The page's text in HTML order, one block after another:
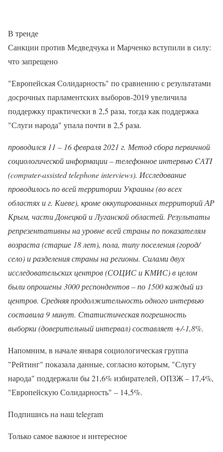
В тренде
Санкции против Медведчука и Марченко вступили в силу:
что запрещено
"Европейская Солидарность" по сравнению с результатами
досрочных парламентских выборов-2019 увеличила
поддержку практически в 2,5 раза, тогда как поддержка
"Слуги народа" упала почти в 2,5 раза.
проводился 11 – 16 февраля 2021 г. Метод сбора первичной
социологической информации – телефонное интервью CATI
(computer-assisted telephone interviews). Исследование
проводилось по всей территории Украины (во всех
областях и г. Киеве), кроме оккупированных территорий АР
Крым, части Донецкой и Луганской областей. Результаты
репрезентативны на уровне всей страны по показателям
возраста (старше 18 лет), пола, типу поселения (город/
село) и разделения страны на регионы. Силами двух
исследовательских центров (СОЦИС и КМИС) в целом
были опрошены 3000 респондентов – по 1500 каждый из
центров. Средняя продолжительность одного интервью
составила 9 минут. Статистическая погрешность
выборки (доверительный интервал) составляет +/-1,8%.
Напомним, в начале января социологическая группа
"Рейтинг" показала данные, согласно которым, "Слугу
народа" поддержали бы 21,6% избирателей, ОПЗЖ – 17,4%,
"Европейскую Солидарность" – 14,5%.
Подпишись на наш telegram
Только самое важное и интересное